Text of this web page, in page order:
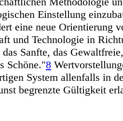
Einstellung
eine neue Orientierung
und Technologie in
Sanfte, das
Schöne."8
System allenfalls in
begrenzte Gültigkeit